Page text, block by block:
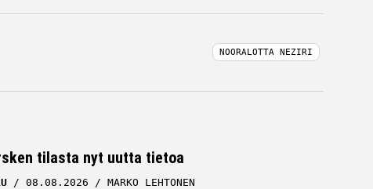
NOORALOTTA NEZIRI
tilasta nyt uutta tietoa
08.08.2026 MARKO LEHTONEN